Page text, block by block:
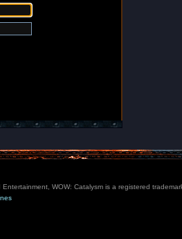
WOW: Catalysm is a registered